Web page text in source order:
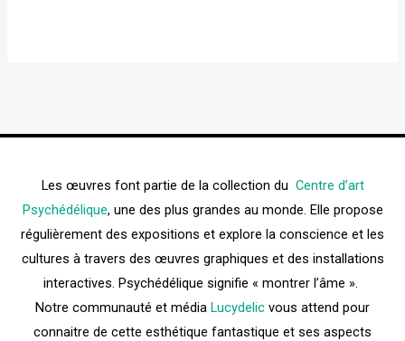
Les œuvres font partie de la collection du Centre d’art
Psychédélique, une des plus grandes au monde. Elle propose
régulièrement des expositions et explore la conscience et les
cultures à travers des œuvres graphiques et des installations
interactives. Psychédélique signifie « montrer l’âme ».
Notre communauté et média Lucydelic vous attend pour
connaitre de cette esthétique fantastique et ses aspects